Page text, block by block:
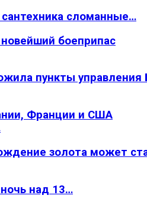
сломанные…
боеприпас
пункты
Франции и США
золота может
над 13…